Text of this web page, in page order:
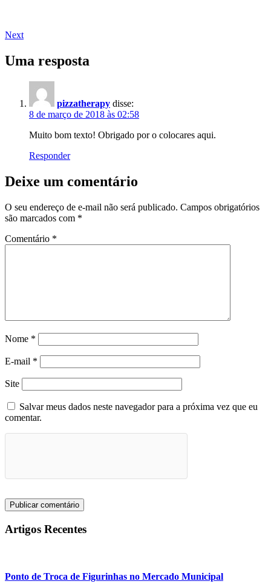
Next
Uma resposta
pizzatherapy disse:
8 de março de 2018 às 02:58
Muito bom texto! Obrigado por o colocares aqui.
Responder
Deixe um comentário
O seu endereço de e-mail não será publicado. Campos obrigatórios
são marcados com *
Comentário *
Nome *
E-mail *
Site
Salvar meus dados neste navegador para a próxima vez que eu
comentar.
Artigos Recentes
Ponto de Troca de Figurinhas no Mercado Municipal